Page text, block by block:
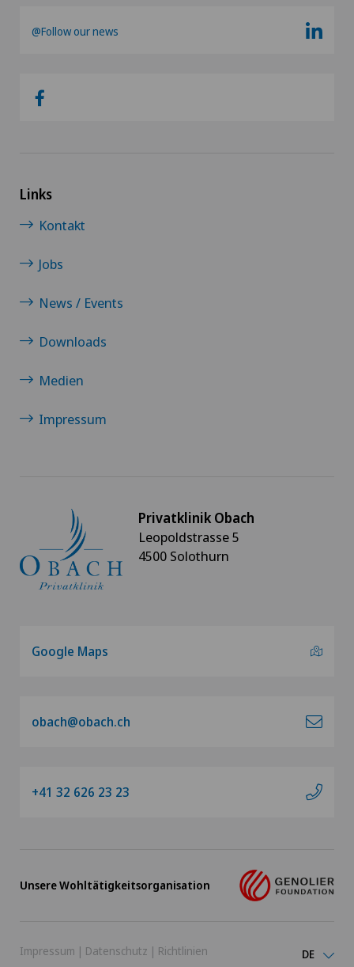
@Follow our news
Links
Kontakt
Jobs
News / Events
Downloads
Medien
Impressum
Privatklinik Obach
Leopoldstrasse 5
4500 Solothurn
Google Maps
obach@obach.ch
+41 32 626 23 23
Unsere Wohltätigkeitsorganisation
Impressum | Datenschutz | Richtlinien DE